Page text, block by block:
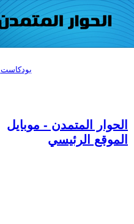
بودكاست
الحوار المتمدن - موبايل
الموقع الرئيسي